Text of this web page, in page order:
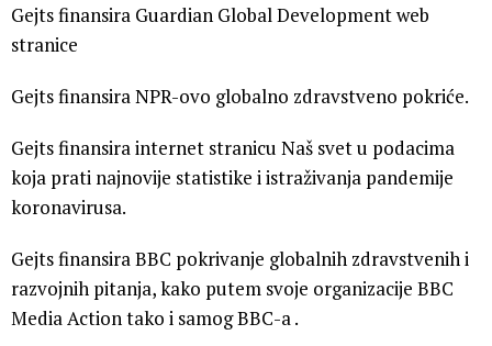
Gejts finansira Guardian Global Development web
stranice
Gejts finansira NPR-ovo globalno zdravstveno pokriće.
Gejts finansira internet stranicu Naš svet u podacima
koja prati najnovije statistike i istraživanja pandemije
koronavirusa.
Gejts finansira BBC pokrivanje globalnih zdravstvenih i
razvojnih pitanja, kako putem svoje organizacije BBC
Media Action tako i samog BBC-a .